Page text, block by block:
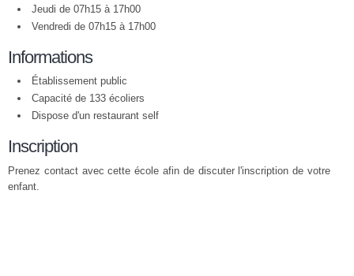
Jeudi de 07h15 à 17h00
Vendredi de 07h15 à 17h00
Informations
Établissement public
Capacité de 133 écoliers
Dispose d'un restaurant self
Inscription
Prenez contact avec cette école afin de discuter l'inscription de votre
enfant.